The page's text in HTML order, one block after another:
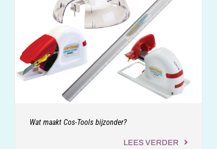
Wat maakt Cos-Tools bijzonder?
LEES VERDER